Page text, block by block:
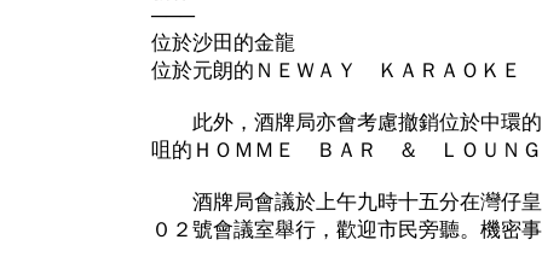
───
位於沙田的金龍
位於元朗的ＮＥＷＡＹ ＫＡＲＡＯＫＥ
此外，酒牌局亦會考慮撤銷位於中環的
咀的ＨＯＭＭＥ ＢＡＲ ＆ ＬＯＵＮＧ
酒牌局會議於上午九時十五分在灣仔皇
０２號會議室舉行，歡迎市民旁聽。機密